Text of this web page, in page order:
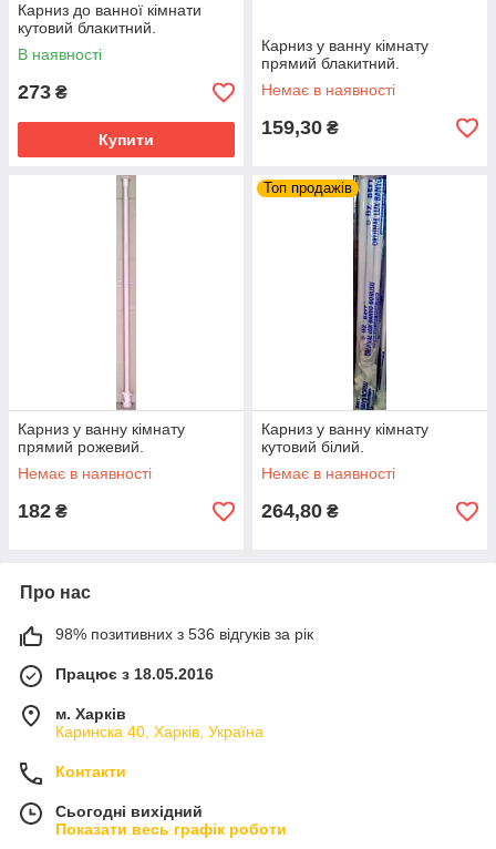
Карниз до ванної кімнати
кутовий блакитний.
В наявності
273 ₴
Купити
Карниз у ванну кімнату
прямий блакитний.
Немає в наявності
159,30 ₴
Карниз у ванну кімнату
прямий рожевий.
Немає в наявності
182 ₴
Топ продажів
Карниз у ванну кімнату
кутовий білий.
Немає в наявності
264,80 ₴
Про нас
98% позитивних з 536 відгуків за рік
Працює з 18.05.2016
м. Харків
Каринска 40, Харків, Україна
Контакти
Сьогодні вихідний
Показати весь графік роботи